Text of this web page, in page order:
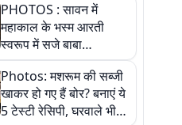
PHOTOS : सावन में
महाकाल के भस्म आरती
स्वरूप में सजे बाबा
औघड़दानी, तस्वीरों में करें
अद्भुत दर्शन
Photos: मशरूम की सब्जी
खाकर हो गए हैं बोर? बनाएं ये
5 टेस्टी रेसिपी, घरवाले भी